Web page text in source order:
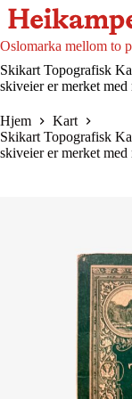
Hopp
til
innholdet
Oslomarka mellom to
Skikart Topografisk
skiveier er merket med
Hjem
Kart
Skikart Topografisk
skiveier er merket med